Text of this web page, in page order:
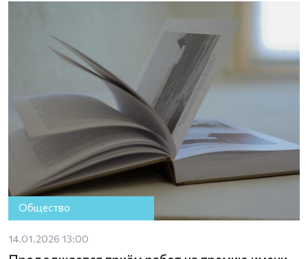
Общество
14.01.2026 13:00